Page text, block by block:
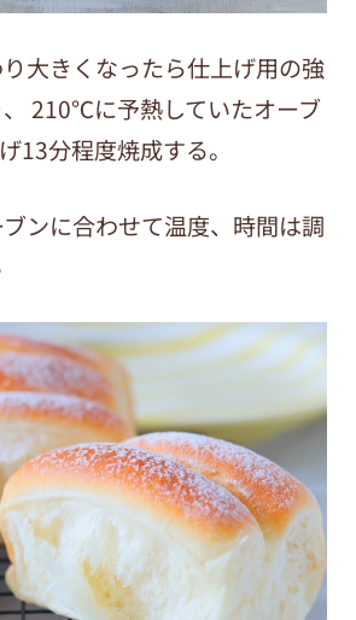
大きくなったら仕上げ用の強
210℃に予熱していたオーブ
13分程度焼成する。
ンに合わせて温度、時間は調